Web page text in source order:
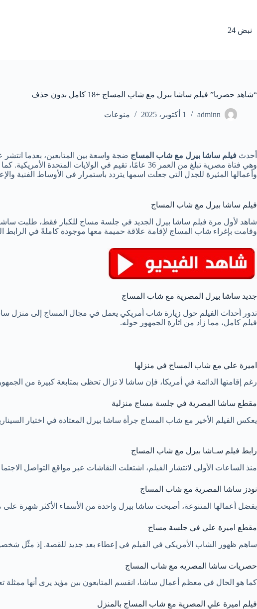
نبض 24
“شاهد حصريا” فيلم ساشا بيرل مع شاب المساج +18 كامل بدون حذف
adminn 1 أكتوبر، 2025 منوعات
أحدث فيلم ساشا بيرل مع شاب المساج ضجة واسعة بين المتابعين، بعدما
وهي فتاة مصرية تبلغ من العمر 36 عامًا، تقيم في
وأعمالها المثيرة للجدل التي جعلت اسمها يتردد باستمرار في الأوساط الفنية
فيلم ساشا بيرل مع شاب المساج
شاهد لأول مرة فيلم ساشا بيرل الجديد في جلسة مساج للكبار فقط، طلبت
وقامت بإغراء شاب المساج لإقامة علاقة حميمة معها موجودة كاملةً في الرابط
جديد ساشا بيرل المصرية مع شاب المساج
تدور أحداث الفيلم حول زيارة شاب أمريكي يعمل في مجال المساج إلى منزل
فيلم كامل، مما زاد من اثارة الجمهور حوله.
اميرة علي مع شاب المساج في منزلها
رغم إقامتها الدائمة في أمريكا، فإن ساشا لا تزال تحظى بمتابعة كبيرة من
مقطع ساشا المصرية في جلسة مساج منزلية
يعكس الفيلم الأخير مع شاب المساج جرأة ساشا بيرل المعتادة في اختيار
رابط فيلم سـاشا بيرل مع شاب المساج
منذ الساعات الأولى لانتشار الفيلم، اشتعلت النقاشات عبر مواقع التواصل
نودز ساشا المصرية مع شاب المساج
بفضل أعمالها المتنوعة، أصبحت ساشا بيرل واحدة من الأسماء الأكثر شهرة
مقطع اميرة علي في جلسة مساج
ساهم ظهور الشاب الأمريكي في الفيلم في إعطاء بعد جديد للقصة. إذ مثّل
حصريات ساشا المصريه مع شاب المساج
كما هو الحال في معظم أعمال ساشا، انقسم المتابعون بين مؤيد يرى أنها
فيلم اميرة علي المصرية مع شاب المساج بالمنزل